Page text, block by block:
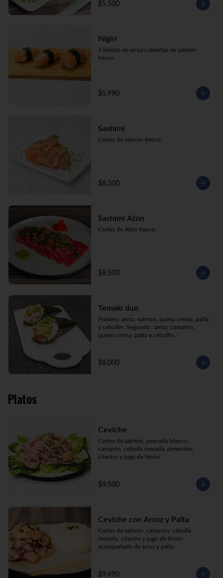
$5.500
Nigiri
3 bolitas de arroz cubiertas de salmón
fresco.
$5.990
Sashimi
Cortes de salmón fresco.
$8.500
Sashimi Atún
Cortes de Atún fresco.
$8.500
Temaki duo
Primero: arroz, salmón, queso crema, palta
y cebollín. Segundo : arroz, camarón,
queso crema, palta y cebollín.
$8.000
Platos
Ceviche
Cortes de salmón, pescado blanco,
camarón, cebolla morada, pimentón,
cilantro y jugo de limón.
$9.500
Ceviche con Arroz y Palta
Cortes de salmón, camarón, cebolla
morada, cilantro y jugo de limón
acompañado de arroz y palta
$9.490